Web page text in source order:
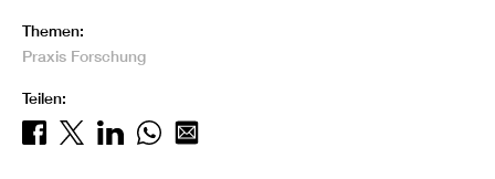
Themen:
Praxis Forschung
Teilen: